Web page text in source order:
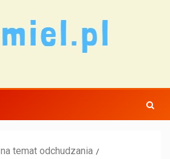
temat odchudzania